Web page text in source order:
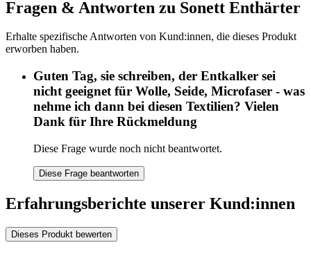
Fragen & Antworten zu Sonett Enthärter
Erhalte spezifische Antworten von Kund:innen, die dieses Produkt
erworben haben.
Guten Tag, sie schreiben, der Entkalker sei
nicht geeignet für Wolle, Seide, Microfaser - was
nehme ich dann bei diesen Textilien? Vielen
Dank für Ihre Rückmeldung
Diese Frage wurde noch nicht beantwortet.
Diese Frage beantworten
Erfahrungsberichte unserer Kund:innen
Dieses Produkt bewerten